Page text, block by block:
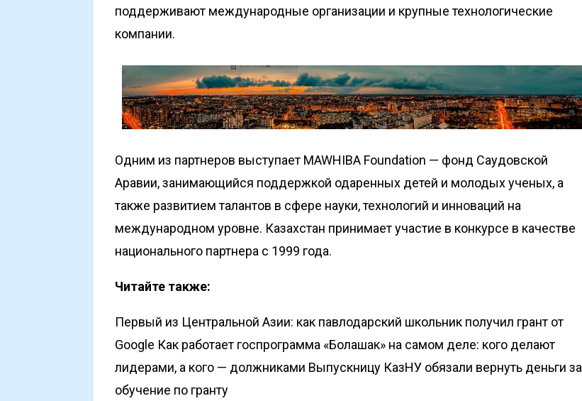
поддерживают международные организации и крупные технологические
компании.
Одним из партнеров выступает MAWHIBA Foundation — фонд Саудовской
Аравии, занимающийся поддержкой одаренных детей и молодых ученых, а
также развитием талантов в сфере науки, технологий и инноваций на
международном уровне. Казахстан принимает участие в конкурсе в качестве
национального партнера с 1999 года.
Читайте также:
Первый из Центральной Азии: как павлодарский школьник получил грант от
Google Как работает госпрограмма «Болашак» на самом деле: кого делают
лидерами, а кого — должниками Выпускницу КазНУ обязали вернуть деньги за
обучение по гранту